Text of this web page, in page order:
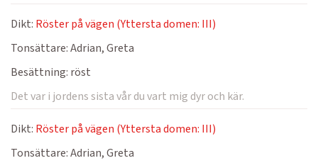
Dikt: Röster på vägen (Yttersta domen: III)
Tonsättare:Adrian, Greta
Besättning: röst
Det var i jordens sista vår du vart mig dyr och kär.
Dikt: Röster på vägen (Yttersta domen: III)
Tonsättare:Adrian, Greta